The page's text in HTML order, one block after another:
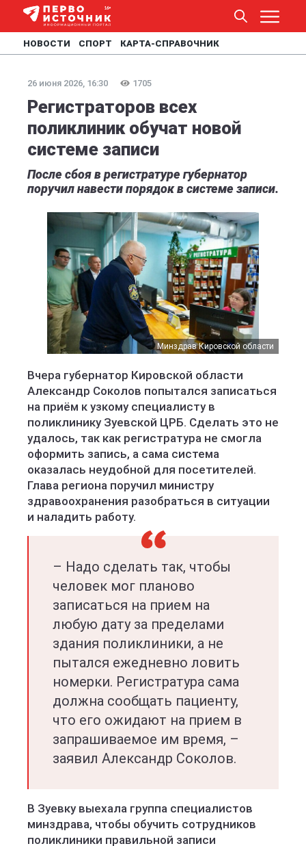
НОВОСТИ СПОРТ КАРТА-СПРАВОЧНИК
26 июня 2026, 16:30 1705
Регистраторов всех
поликлиник обучат новой
системе записи
После сбоя в регистратуре губернатор
поручил навести порядок в системе записи.
Минздрав Кировской области
Вчера губернатор Кировской области
Александр Соколов попытался записаться
на приём к узкому специалисту в
поликлинику Зуевской ЦРБ. Сделать это не
удалось, так как регистратура не смогла
оформить запись, а сама система
оказалась неудобной для посетителей.
Глава региона поручил министру
здравоохранения разобраться в ситуации
и наладить работу.
– Надо сделать так, чтобы
человек мог планово
записаться на прием на
любую дату за пределами
здания поликлиники, а не
пытался ежедневно ловить
номерки. Регистратура сама
должна сообщать пациенту,
что его ожидают на прием в
запрашиваемое им время, –
заявил Александр Соколов.
В Зуевку выехала группа специалистов
минздрава, чтобы обучить сотрудников
поликлиники правильной записи